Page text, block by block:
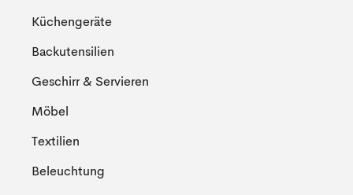
Küchengeräte
Backutensilien
Geschirr & Servieren
Möbel
Textilien
Beleuchtung